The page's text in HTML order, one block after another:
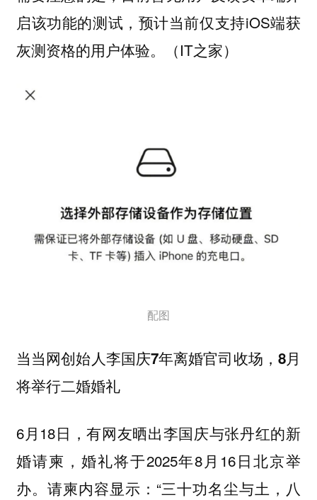
启该功能的测试，预计当前仅支持iOS端获
灰测资格的用户体验。（IT之家）
配图
当当网创始人李国庆7年离婚官司收场，8月
将举行二婚婚礼
6月18日，有网友晒出李国庆与张丹红的新
婚请柬，婚礼将于2025年8月16日北京举
办。请柬内容显示：“三十功名尘与土，八